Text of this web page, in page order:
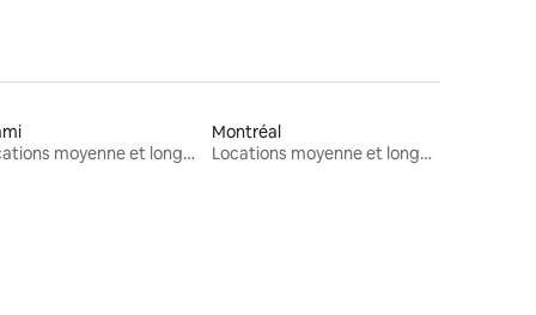
Locations moyenne et longue durée
Montréal
Locations moyenne et longue durée